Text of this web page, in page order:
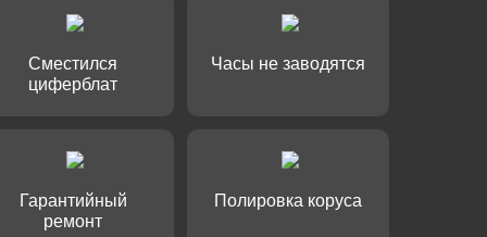
Сместился
циферблат
Часы не заводятся
Гарантийный
ремонт
Полировка коруса